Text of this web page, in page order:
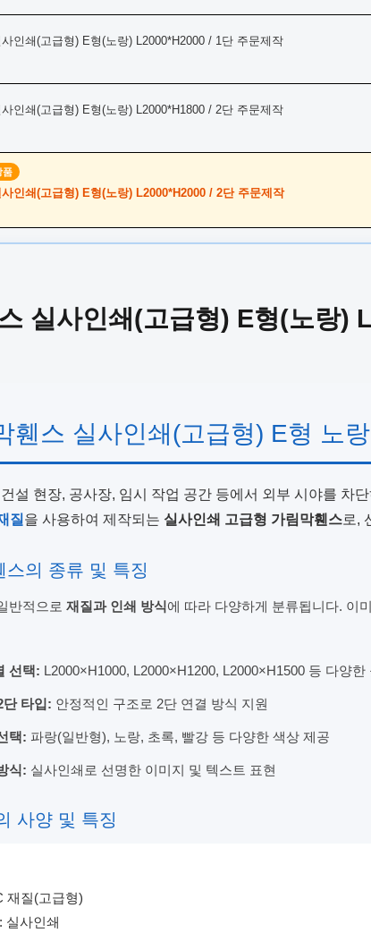
인쇄(고급형) E형(노랑) L2000*H2000 / 1단 주문제작
인쇄(고급형) E형(노랑) L2000*H1800 / 2단 주문제작
품
인쇄(고급형) E형(노랑) L2000*H2000 / 2단 주문제작
실사인쇄(고급형) E형(노랑)
휀스 실사인쇄(고급형) E형 노
설 현장, 공사장, 임시 작업 공간 등에서 외부 시야를 차
질 을 사용하여 제작되는 실사인쇄 고급형 가림막휀스로,
스의 종류 및 특징
반적으로 재질과 인쇄 방식에 따라 다양하게 분류됩니다. 이
선택: L2000×H1000, L2000×H1200, L2000×H1500 등 다양한
단 타입: 안정적인 구조로 2단 연결 방식 지원
택: 파랑(일반형), 노랑, 초록, 빨강 등 다양한 색상 제공
식: 실사인쇄로 선명한 이미지 및 텍스트 표현
사양 및 특징
재질(고급형)
실사인쇄